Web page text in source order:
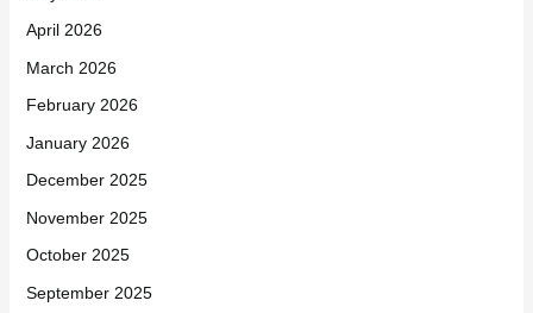
April 2026
March 2026
February 2026
January 2026
December 2025
November 2025
October 2025
September 2025